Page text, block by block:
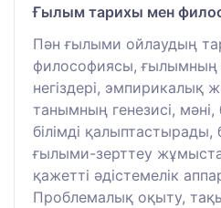
Ғылым тарихы мен
Пән ғылыми ойлаудың
философиясы,
негіздері, эмпирикалық
танымның генезисі,
білімді қалыптастырады,
ғылыми-зерттеу
қажетті әдістемелік
Проблемалық оқыту,